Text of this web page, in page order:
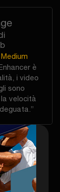
è
i video
sono
velocità